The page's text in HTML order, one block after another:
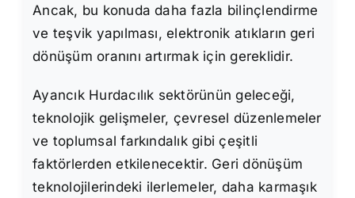
Ancak, bu konuda daha fazla bilinçlendirme
ve teşvik yapılması, elektronik atıkların geri
dönüşüm oranını artırmak için gereklidir.
Ayancık Hurdacılık sektörünün geleceği,
teknolojik gelişmeler, çevresel düzenlemeler
ve toplumsal farkındalık gibi çeşitli
faktörlerden etkilenecektir. Geri dönüşüm
teknolojilerindeki ilerlemeler, daha karmaşık